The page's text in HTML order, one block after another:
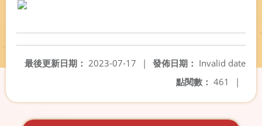
發佈日期： Invalid date
最後更新日期： 2023-07-17
|
點閱數： 461 |